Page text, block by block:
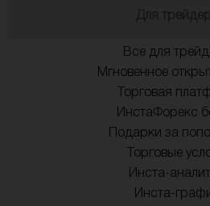
Все для
Мгновенное
Торговая
ИнстаФорекс
Подарки за
Торговые
Инста-
Инста-